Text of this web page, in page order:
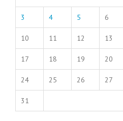
3 4 5 6
10 11 12 13
17 18 19 20
24 25 26 27
31